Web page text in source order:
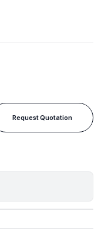
Request Quotation